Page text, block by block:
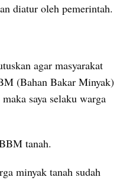
diatur oleh pemerintah.
agar masyarakat
(Bahan Bakar Minyak)
saya selaku warga
tanah.
minyak tanah sudah